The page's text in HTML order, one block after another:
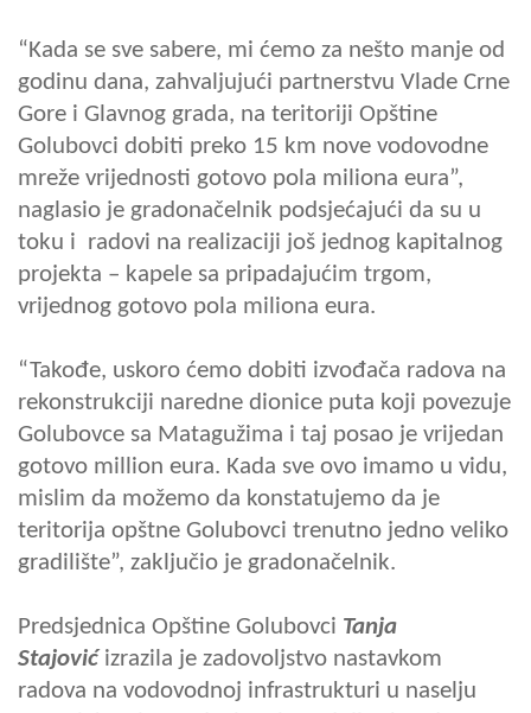
“Kada se sve sabere, mi ćemo za nešto manje od
godinu dana, zahvaljujući partnerstvu Vlade Crne
Gore i Glavnog grada, na teritoriji Opštine
Golubovci dobiti preko 15 km nove vodovodne
mreže vrijednosti gotovo pola miliona eura”,
naglasio je gradonačelnik podsjećajući da su u
toku i radovi na realizaciji još jednog kapitalnog
projekta – kapele sa pripadajućim trgom,
vrijednog gotovo pola miliona eura.
“Takođe, uskoro ćemo dobiti izvođača radova na
rekonstrukciji naredne dionice puta koji povezuje
Golubovce sa Matagužima i taj posao je vrijedan
gotovo million eura. Kada sve ovo imamo u vidu,
mislim da možemo da konstatujemo da je
teritorija opštne Golubovci trenutno jedno veliko
gradilište”, zaključio je gradonačelnik.
Predsjednica Opštine Golubovci Tanja
Stajovićizrazila je zadovoljstvo nastavkom
radova na vodovodnoj infrastrukturi u naselju